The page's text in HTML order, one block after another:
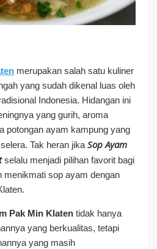
merupakan salah satu kuliner
yang sudah dikenal luas oleh
Indonesia. Hidangan ini
yang gurih, aroma
potongan ayam kampung yang
Tak heran jikaSop Ayam
selalu menjadi pilihan favorit bagi
menikmati sop ayam dengan
Pak Min Klaten tidak hanya
yang berkualitas, tetapi
yang masih